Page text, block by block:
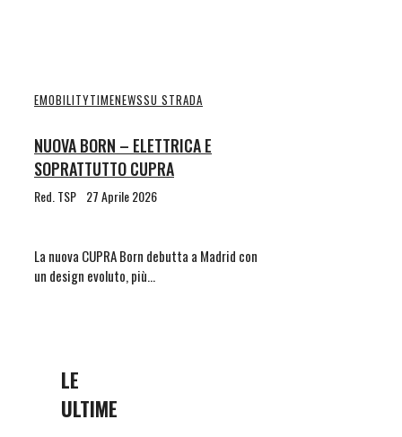
EMOBILITYTIMENEWSSU STRADA
NUOVA BORN – ELETTRICA E
SOPRATTUTTO CUPRA
Red. TSP 27 Aprile 2026
La nuova CUPRA Born debutta a Madrid con
un design evoluto, più…
LE
ULTIME